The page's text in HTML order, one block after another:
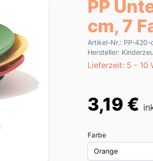
PP
cm, 7
Product
Artikel-Nr.: PP-420-
Hersteller:
Lieferzeit
Lieferzeit: 5 - 10
Preis
3,19 €
Farbe
Orange